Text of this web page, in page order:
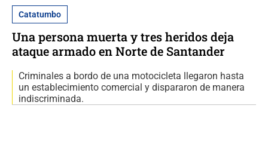
Catatumbo
Una persona muerta y tres heridos deja
ataque armado en Norte de Santander
Criminales a bordo de una motocicleta llegaron hasta
un establecimiento comercial y dispararon de manera
indiscriminada.